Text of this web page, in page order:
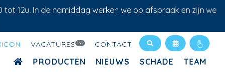
12u. In de namiddag werken we op afspraak en zijn we
VACATURES 2 CONTACT
PRODUCTEN NIEUWS SCHADE TEAM